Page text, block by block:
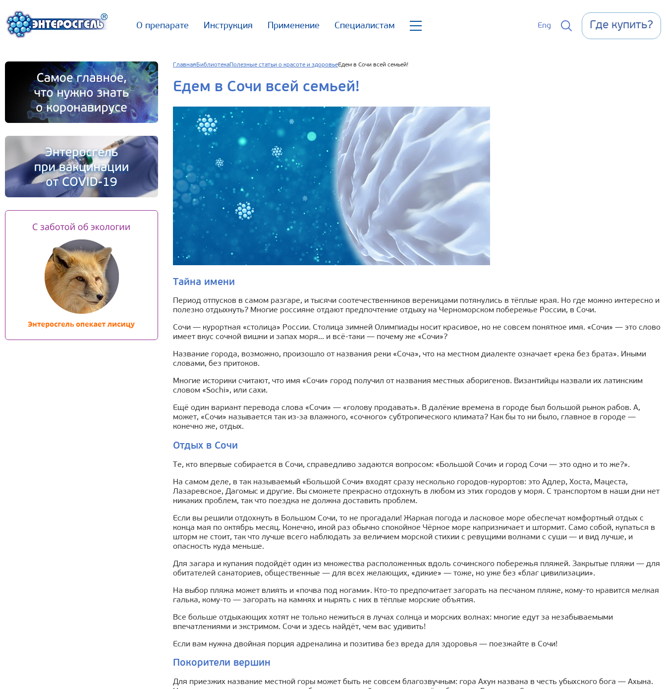
О препарате Инструкция Применение Специалистам Eng Где купить?
Главная БиблиотекаПолезные статьи о красоте и здоровьеЕдем в Сочи всей семьей!
Едем в Сочи всей семьей!
Тайна имени
Период отпусков в самом разгаре, и тысячи соотечественников вереницами потянулись в тёплые края. Но где можно интересно и
полезно отдыхнуть? Многие россияне отдают предпочтение отдыху на Черноморском побережье России, в Сочи.
Сочи — курортная «столица» России. Столица зимней Олимпиады носит красивое, но не совсем понятное имя. «Сочи» — это слово
имеет вкус сочной вишни и запах моря... и всё-таки — почему же «Сочи»?
Название города, возможно, произошло от названия реки «Соча», что на местном диалекте означает «река без брата». Иными
словами, без притоков.
Многие историки считают, что имя «Сочи» город получил от названия местных аборигенов. Византийцы назвали их латинским
словом «Sochi», или сахи.
Ещё один вариант перевода слова «Сочи» — «голову продавать». В далёкие времена в городе был большой рынок рабов. А,
может, «Сочи» называется так из-за влажного, «сочного» субтропического климата? Как бы то ни было, главное в городе —
конечно же, отдых.
Отдых в Сочи
Те, кто впервые собирается в Сочи, справедливо задаются вопросом: «Большой Сочи» и город Сочи — это одно и то же?».
На самом деле, в так называемый «Большой Сочи» входят сразу несколько городов-курортов: это Адлер, Хоста, Мацеста,
Лазаревское, Дагомыс и другие. Вы сможете прекрасно отдохнуть в любом из этих городов у моря. С транспортом в наши дни нет
никаких проблем, так что поездка не должна доставить проблем.
Если вы решили отдохнуть в Большом Сочи, то не прогадали! Жаркая погода и ласковое море обеспечат комфортный отдых с
конца мая по октябрь месяц. Конечно, иной раз обычно спокойное Чёрное море капризничает и штормит. Само собой, купаться в
шторм не стоит, так что лучше всего наблюдать за величием морской стихии с ревущими волнами с суши — и вид лучше, и
опасность куда меньше.
Для загара и купания подойдёт один из множества расположенных вдоль сочинского побережья пляжей. Закрытые пляжи — для
обитателей санаториев, общественные — для всех желающих, «дикие» — тоже, но уже без «благ цивилизации».
На выбор пляжа может влиять и «почва под ногами». Кто-то предпочитает загорать на песчаном пляже, кому-то нравится мелкая
галька, кому-то — загорать на камнях и нырять с них в тёплые морские объятия.
Все больше отдыхающих хотят не только нежиться в лучах солнца и морских волнах: многие едут за незабываемыми
впечатлениями и экстримом. Сочи и здесь найдёт, чем вас удивить!
Если вам нужна двойная порция адреналина и позитива без вреда для здоровья — поезжайте в Сочи!
Покорители вершин
Для приезжих название местной горы может быть не совсем благозвучным: гора Ахун названа в честь убыхского бога — Ахына.